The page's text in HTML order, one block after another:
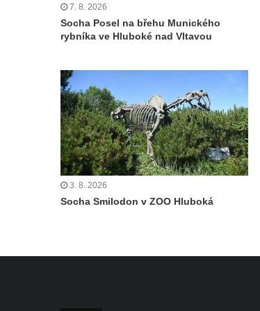
Sadech v Českých Budějovicích
Socha Mateřství v parku Na Sadech v
Českých Budějovicích
Poslední dochovaný tramvajový sloup na
Pražské třídě v Českých Budějovicích
Socha Civilizovaní na Husově třídě v
Českých Budějovicích
Socha svatého Jana Nepomuckého Na
Sadech u Mlýnské stoky v Českých
Budějovicích
7. 8. 2026
Socha Posel na břehu Munického
rybníka ve Hluboké nad Vltavou
3. 8. 2026
Socha Smilodon v ZOO Hluboká